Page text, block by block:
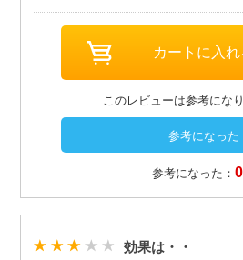
このレビューは参考にな
参考になった：0
効果は・・